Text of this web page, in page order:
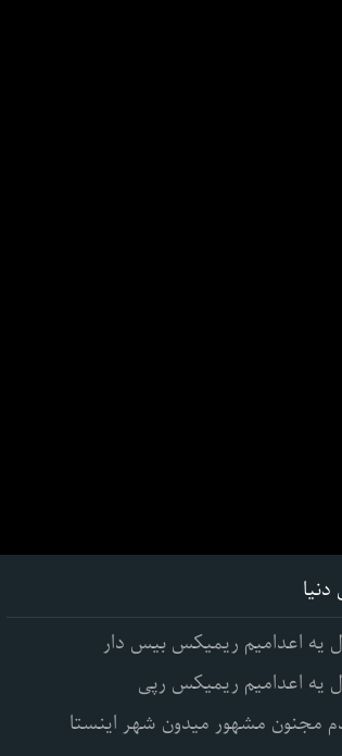
یه اعدامیم ریمیکس بیس دار
یه اعدامیم ریمیکس رپی
مجنون مشهور میدون شهر اینستا